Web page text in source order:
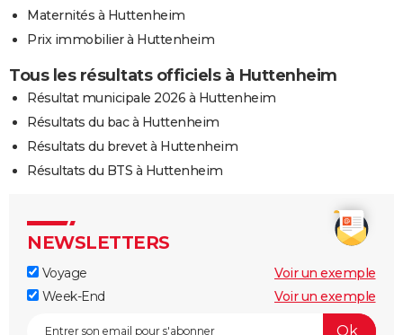
Maternités à Huttenheim
Prix immobilier à Huttenheim
Tous les résultats officiels à Huttenheim
Résultat municipale 2026 à Huttenheim
Résultats du bac à Huttenheim
Résultats du brevet à Huttenheim
Résultats du BTS à Huttenheim
NEWSLETTERS
Voyage
Voir un exemple
Week-End
Voir un exemple